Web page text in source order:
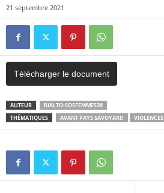
21 septembre 2021
Télécharger le document
AUTEUR
RIALTO-SOSFEMMES38
THÉMATIQUES
AVANT PAYS SAVOYARD VIOLENCES